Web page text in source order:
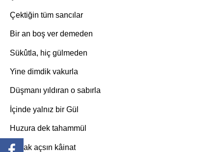
Çektiğin tüm sancılar
Bir an boş ver demeden
Sükûtla, hiç gülmeden
Yine dimdik vakurla
Düşmanı yıldıran o sabırla
İçinde yalnız bir Gül
Huzura dek tahammül
Kucak açsın kâinat